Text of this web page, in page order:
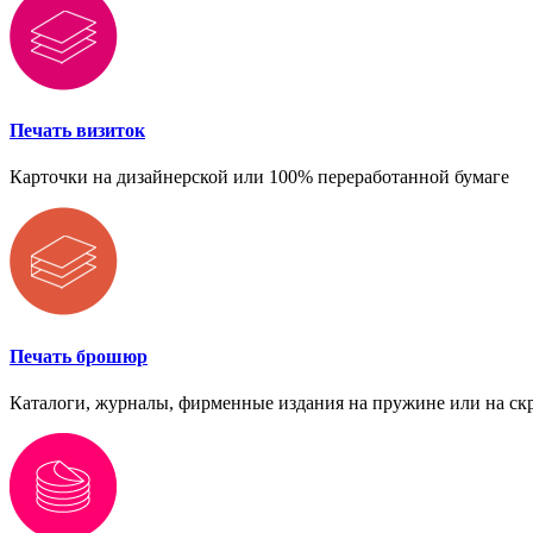
Печать визиток
Карточки на дизайнерской или 100% переработанной бумаге
Печать брошюр
Каталоги, журналы, фирменные издания на пружине или на